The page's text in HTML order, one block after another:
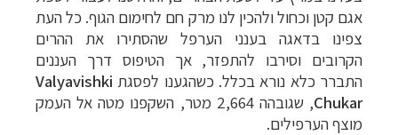
אגם קטן וכחול ולהכין לנו מרק חם לחימום הגוף. כל העת
צפינו בדאגה בענני הערפל שהסתירו את ההרים
הקרובים וסירבו להתפזר, אך הטיפוס דרך העננים
התברר כלא נורא בכלל. כשהגענו לפסגת Valyavishki
Chukar
, שגובהה 2,664 מטר, השקפנו מטה אל העמק
מוצף הערפילים.